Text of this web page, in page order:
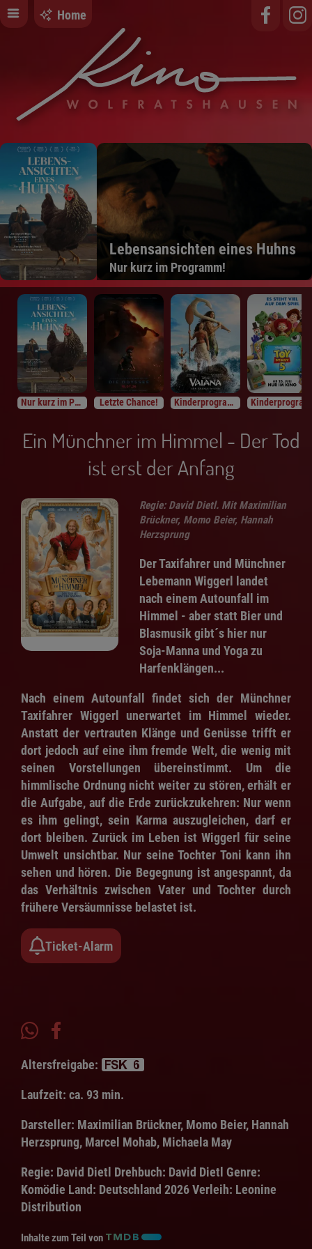
Home
Lebensansichten eines Huhns
Nur kurz im Programm!
Nur kurz im Programm Letzte Chance! Kinderprogramm
Ein Münchner im Himmel - Der Tod
ist erst der Anfang
Regie: David Dietl. Mit Maximilian
Brückner, Momo Beier, Hannah
Herzsprung
Der Taxifahrer und Münchner
Lebemann Wiggerl landet
nach einem Autounfall im
Himmel - aber statt Bier und
Blasmusik gibt´s hier nur
Soja-Manna und Yoga zu
Harfenklängen...
Nach einem Autounfall findet sich der Münchner
Taxifahrer Wiggerl unerwartet im Himmel wieder.
Anstatt der vertrauten Klänge und Genüsse trifft er
dort jedoch auf eine ihm fremde Welt, die wenig mit
seinen Vorstellungen übereinstimmt. Um die
himmlische Ordnung nicht weiter zu stören, erhält er
die Aufgabe, auf die Erde zurückzukehren: Nur wenn
es ihm gelingt, sein Karma auszugleichen, darf er
dort bleiben. Zurück im Leben ist Wiggerl für seine
Umwelt unsichtbar. Nur seine Tochter Toni kann ihn
sehen und hören. Die Begegnung ist angespannt, da
das Verhältnis zwischen Vater und Tochter durch
frühere Versäumnisse belastet ist.
Ticket-Alarm
Altersfreigabe:
Laufzeit: ca. 93 min.
Darsteller: Maximilian Brückner, Momo Beier, Hannah
Herzsprung, Marcel Mohab, Michaela May
Regie: David Dietl Drehbuch: David Dietl Genre:
Komödie Land: Deutschland 2026Verleih: Leonine
Distribution
Inhalte zum Teil von